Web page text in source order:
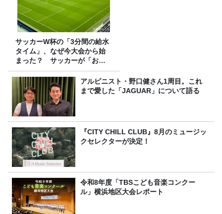
サッカーW杯の「3分間の給水
タイム」、なぜ今大会から始
まった？ サッカーが「お
金」に変わる仕組み
アルピニスト・野口健さん1周目。これ
まで愛した「JAGUAR」について語る
『CITY CHILL CLUB』8月のミュージッ
クセレクターが決定！
令和8年度「TBSこども音楽コンクー
ル」横浜地区大会レポート